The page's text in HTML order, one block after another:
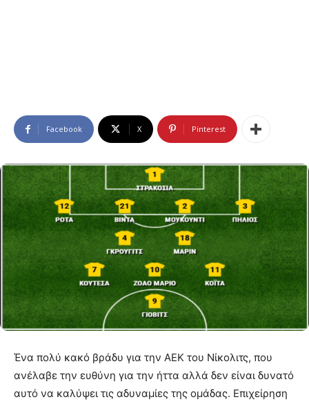
Facebook X Pinterest
Ένα πολύ κακό βράδυ για την ΑΕΚ του Νίκολιτς, που
ανέλαβε την ευθύνη για την ήττα αλλά δεν είναι δυνατό
αυτό να καλύψει τις αδυναμίες της ομάδας. Επιχείρηση